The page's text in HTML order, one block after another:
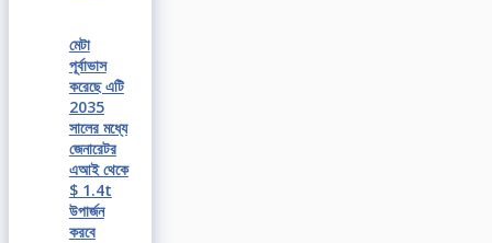
মেটা
পূর্বাভাস
করেছে এটি
2035
সালের মধ্যে
জেনারেটর
এআই থেকে
$ 1.4t
উপার্জন
করবে